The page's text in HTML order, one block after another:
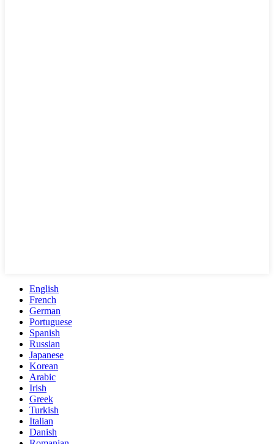
English
French
German
Portuguese
Spanish
Russian
Japanese
Korean
Arabic
Irish
Greek
Turkish
Italian
Danish